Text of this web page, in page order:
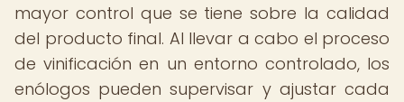
mayor control que se tiene sobre la calidad
del producto final. Al llevar a cabo el proceso
de vinificación en un entorno controlado, los
enólogos pueden supervisar y ajustar cada